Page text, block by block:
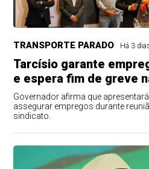
TRANSPORTE PARADO Há 3
Tarcísio garante
e espera fim de greve
Governador afirma que
assegurar empregos durante
sindicato.